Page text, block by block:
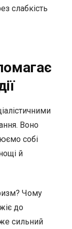
слабкість
Воно
собі
й
Чому
до
сильний